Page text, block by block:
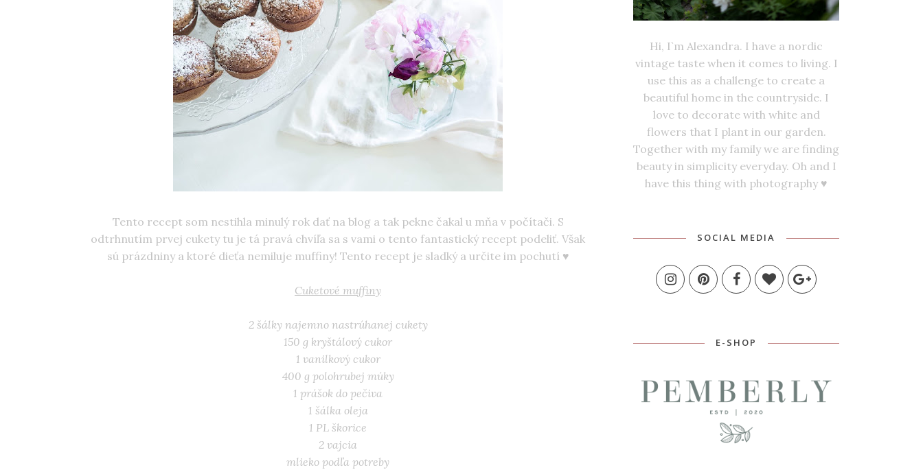
Tento recept som nestihla minulý rok dať na blog a tak pekne čakal u mňa v počítači. S
odtrhnutím prvej cukety tu je tá pravá chvíľa sa s vami o tento fantastický recept podeliť. Však
sú prázdniny a ktoré dieťa nemiluje muffiny! Tento recept je sladký a určite im pochutí ♥
Cuketové muffiny
2 šálky najemno nastrúhanej cukety
150 g kryštálový cukor
1 vanilkový cukor
400 g polohrubej múky
1 prášok do pečiva
1 šálka oleja
1 PL škorice
2 vajcia
mlieko podľa potreby
Hi, I`m Alexandra. I have a nordic
vintage taste when it comes to living. I
use this as a challenge to create a
beautiful home in the countryside. I
love to decorate with white and
flowers that I plant in our garden.
Together with my family we are finding
beauty in simplicity everyday. Oh and I
have this thing with photography ♥
SOCIAL MEDIA
E-SHOP